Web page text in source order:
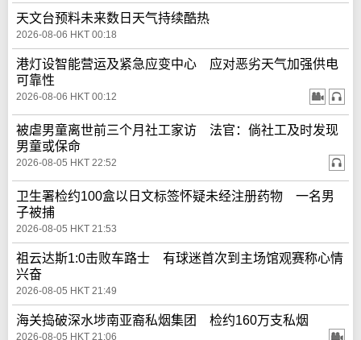
天文台预料未来数日天气持续酷热
2026-08-06 HKT 00:18
港灯设智能营运及紧急应变中心 应对恶劣天气加强供电
可靠性
2026-08-06 HKT 00:12
被虐男童离世前三个月社工家访 法官：倘社工及时发现
男童或保命
2026-08-05 HKT 22:52
卫生署检约100盒以日文标签怀疑未经注册药物 一名男
子被捕
2026-08-05 HKT 21:53
祖云达斯1:0击败车路士 有球迷首次到主场馆观赛称心情
兴奋
2026-08-05 HKT 21:49
海关捣破深水埗南亚裔私烟集团 检约160万支私烟
2026-08-05 HKT 21:06